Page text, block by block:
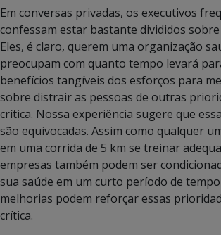
Em conversas privadas, os executivos
confessam estar bastante divididos
Eles, é claro, querem uma organização
preocupam com quanto tempo levará
benefícios tangíveis dos esforços para
sobre distrair as pessoas de outras
crítica. Nossa experiência sugere que
são equivocadas. Assim como qualquer
em uma corrida de 5 km se treinar
empresas também podem ser
sua saúde em um curto período de
melhorias podem reforçar essas
crítica.